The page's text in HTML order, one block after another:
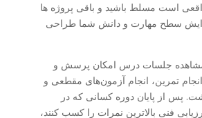
است مسلط باشید و باقی پروژه ها
سطح مهارت و دانش شما طراحی
جلسات درس امکان پرسش و
تمرین، انجام آزمون‌های مقطعی و
پس از پایان دوره کسانی که در
فنی بالاترین نمرات را کسب کنند،